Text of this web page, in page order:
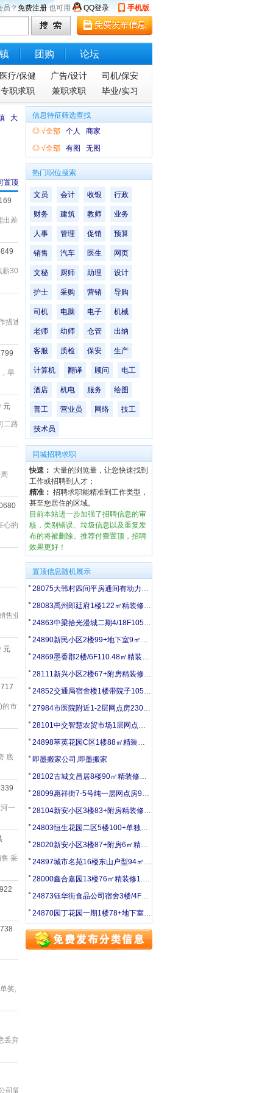
员？免费注册 也可用 QQ登录 手机版
团购 论坛
医疗/保健 广告/设计
司机/保安
专职求职 兼职求职 毕业/实习
大
置顶
出差
薪30
描述
早
元
二路
心的
售业
元
的市
底
一
采
奖,
丢弃
司简
信息特征筛选查找
◎ √全部 个人
商家
◎ √全部 有图 无图
热门职位搜索
文员 会计 收银 行政
财务 建筑 教师 业务
人事 管理 促销 预算
销售 汽车 医生 网页
文秘 厨师 助理 设计
护士 采购 营销 导购
司机 电脑 电子 机械
老师 幼师 仓管 出纳
客服 质检 保安 生产
计算机 翻译 顾问 电工
酒店 机电 服务 绘图
普工 营业员 网络 技工
技术员
同城招聘求职
快速： 大量的浏览量，让您快速找到
工作或招聘到人才；
精准： 招聘求职能精准到工作类型，
甚至您居住的区域。
目前本站进一步加强了招聘信息的审
核，类别错误、垃圾信息以及重复发
布的将被删除。推荐付费置顶，招聘
效果更好！
置顶信息随机展示
28075大韩村四间平房通间有动力电带超大院1.3万/年出租
28083禹州郎廷府1楼122㎡精装修2.1万/年出租
24863中梁拾光漫城二期4/18F105㎡精装修128万出售
24890新民小区2楼99+地下室9㎡精装60万出售
24869墨香郡2楼/6F110.48㎡精装修150万可议价
28111新兴小区2楼67+附房精装修6500元/年出租
24852交通局宿舍楼1楼带院子105㎡精装修双供65万出售
27984市医院附近1-2层网点房230㎡精装修7万/年可议
28101中交智慧农贸市场1层网点房142㎡精装4.5万/年出租
24898萃英花园C区1楼88㎡精装修62万出售
即墨搬家公司,即墨搬家
28102古城文昌居8楼90㎡精装修拎包入住1.3万/年出租
28099惠祥街7-5号纯一层网点房90㎡精装修2.8万/年出租
28104新安小区3楼83+附房精装修8400元/年出租
24803恒生花园二区5楼100+单独阁楼精装双供60万出售
28020新安小区3楼87+附房6㎡精装修8000元/年
24897城市名苑16楼东山户型94㎡精装修40万出售
28000鑫合嘉园13楼76㎡精装修1.36万/年出租
24873钰华街食品公司宿舍3楼/4F48.34㎡简装18万可议
24870园丁花园一期1楼78+地下室精装修40万出售